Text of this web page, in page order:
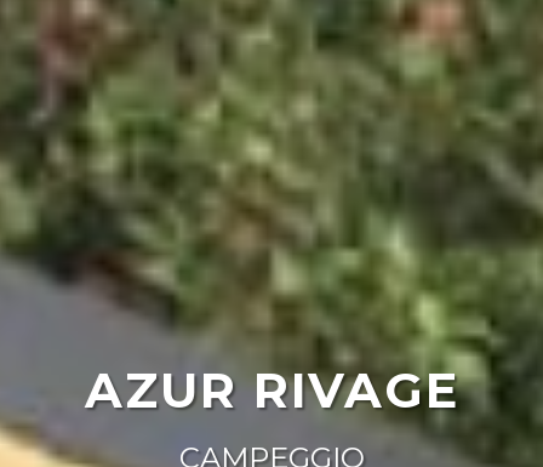
AZUR RIVAGE
CAMPEGGIO